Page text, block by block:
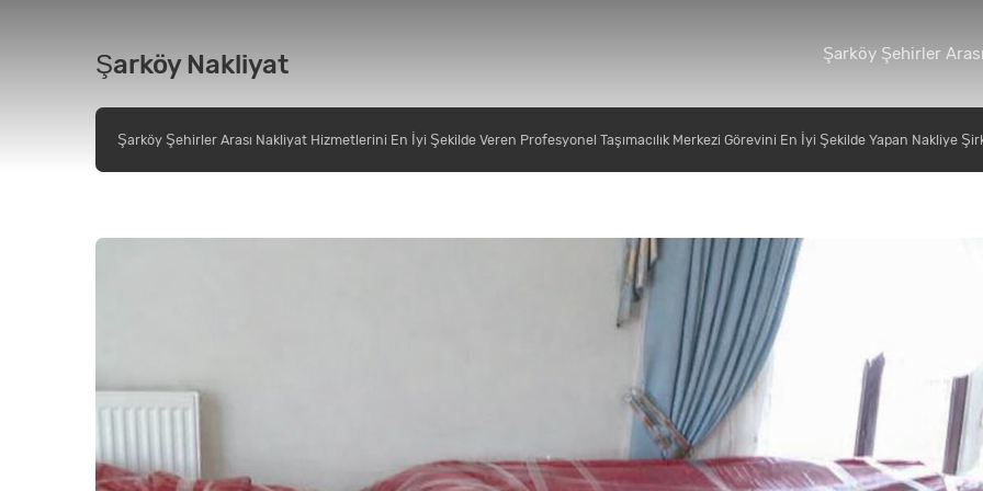
Şarköy Nakliyat Şarköy Şehirler
Şarköy Şehirler Arası Nakliyat Hizmetlerini En İyi Şekilde Veren Profesyonel Taşımacılık Merkezi Görevini En İyi Şekilde Yapan Nakliye